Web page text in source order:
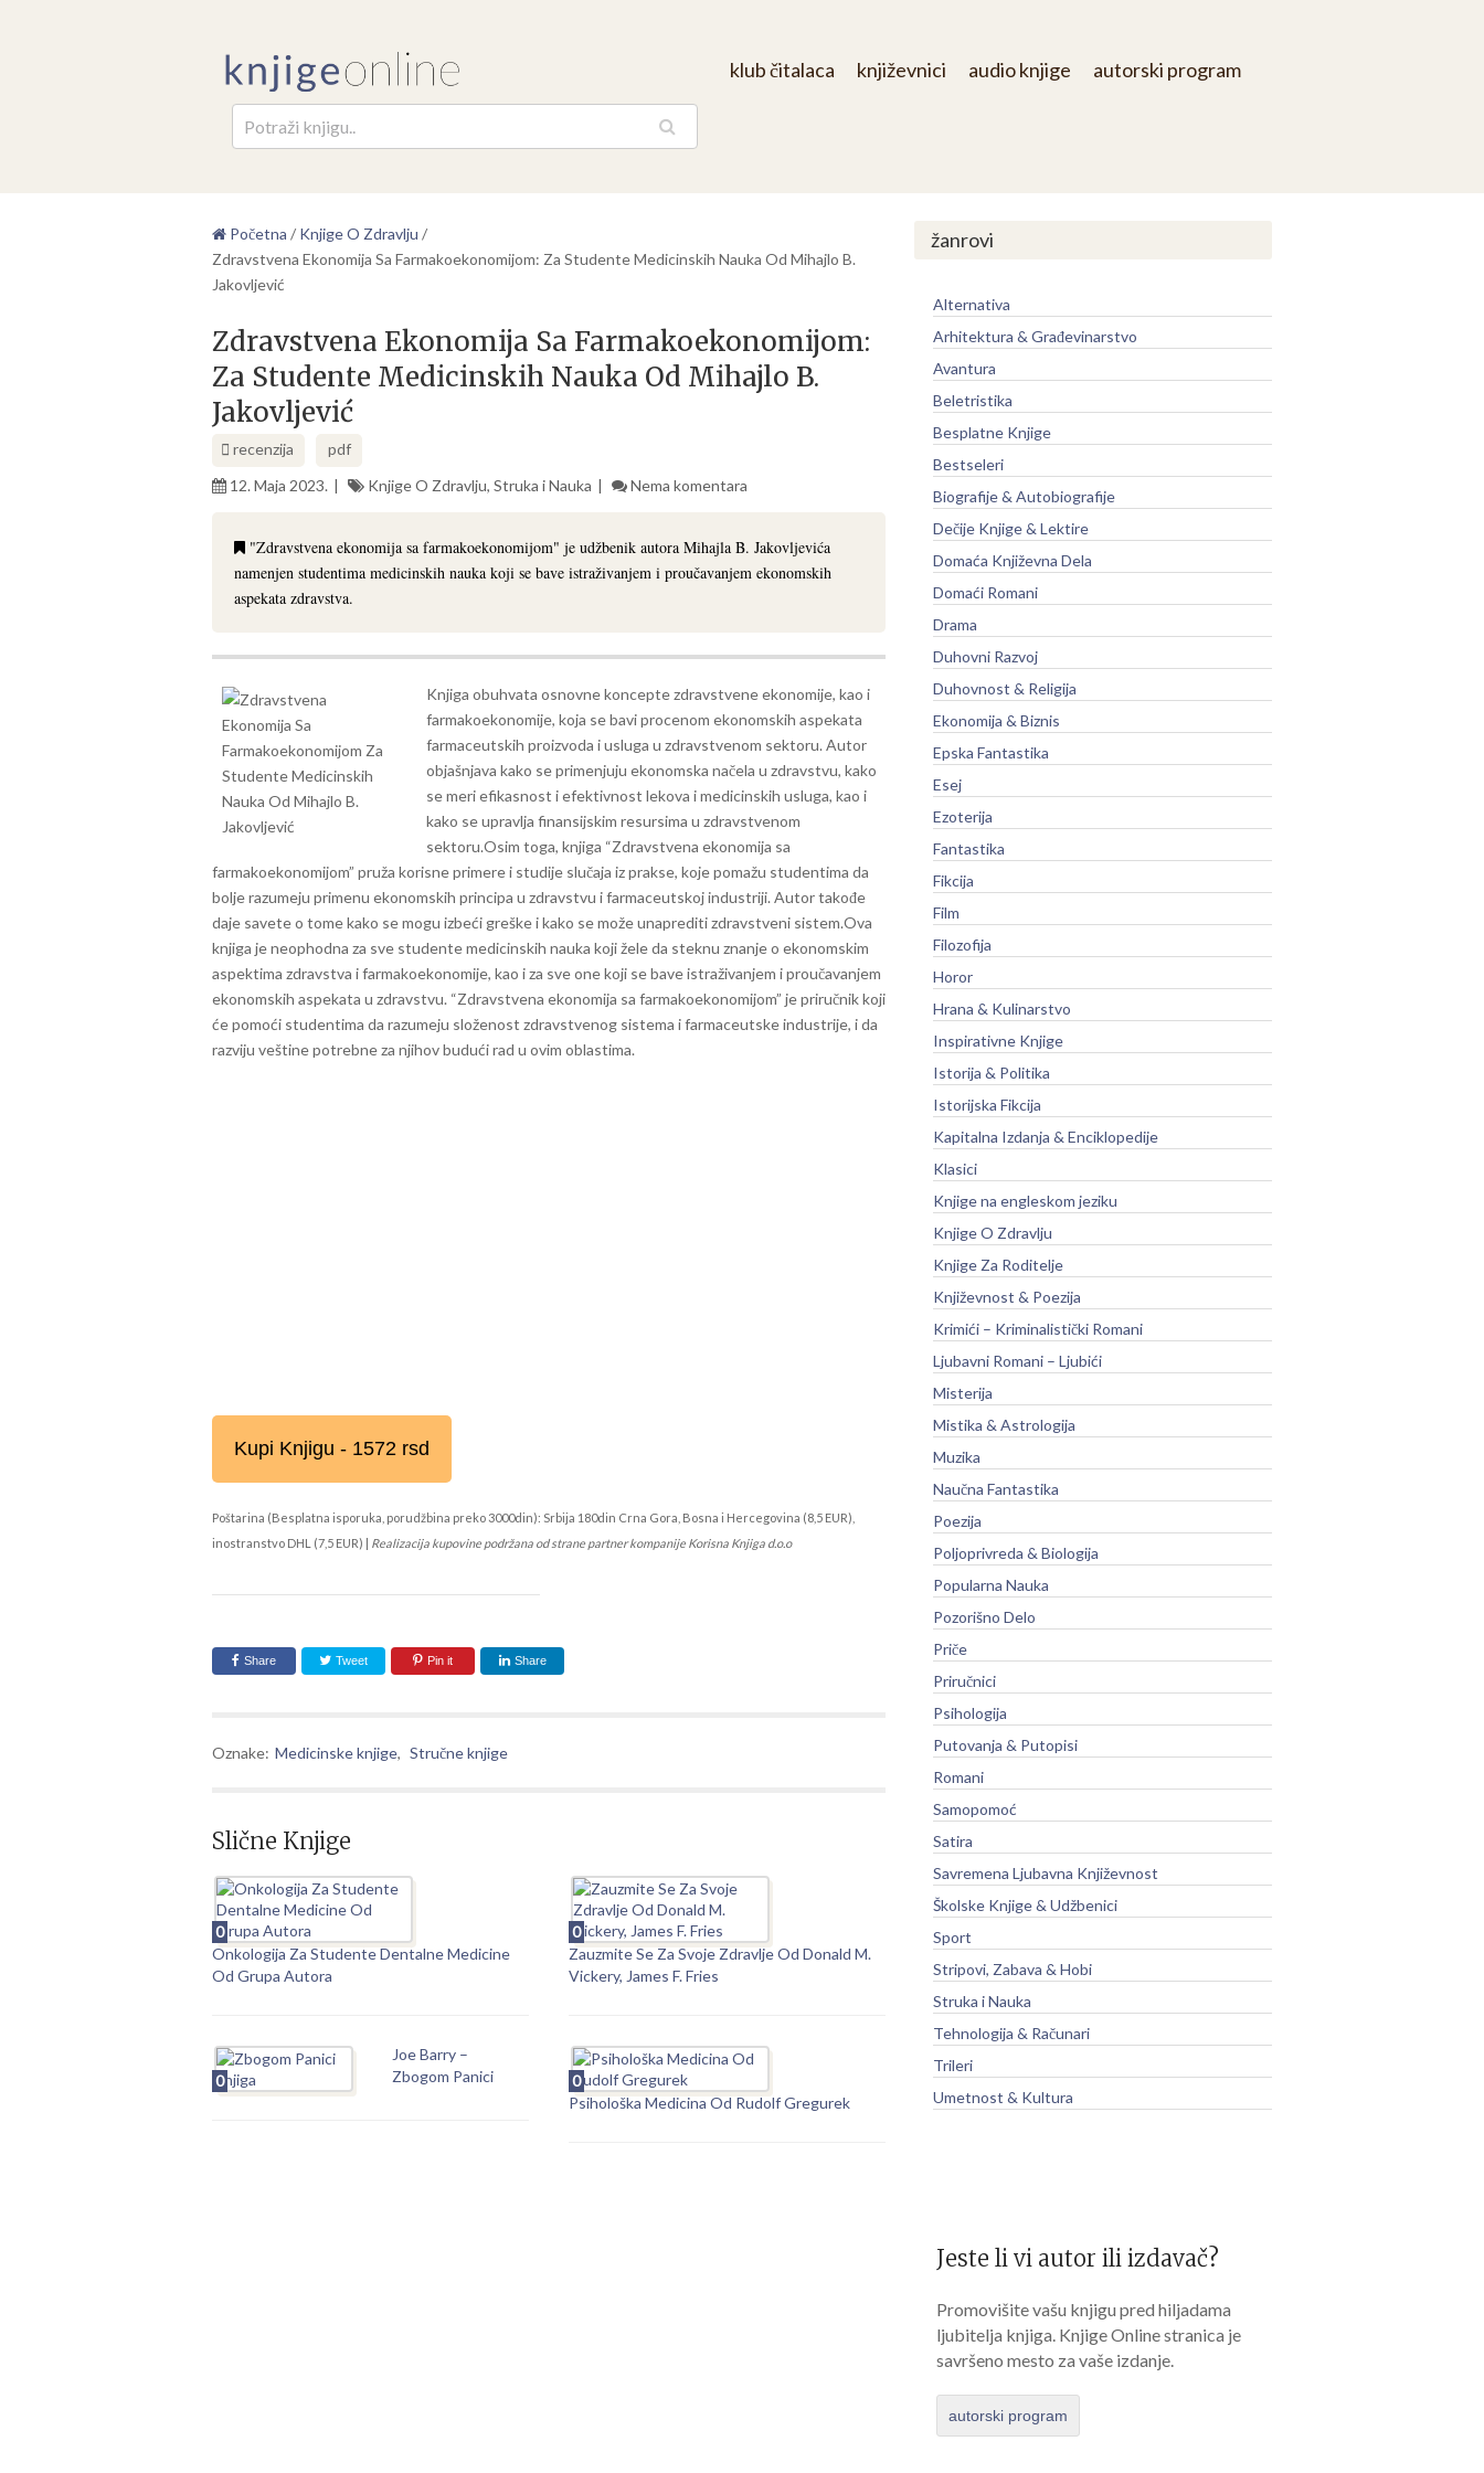
klub čitalaca književnici audio knjige autorski program
Početna / Knjige O Zdravlju /
Zdravstvena Ekonomija Sa Farmakoekonomijom: Za Studente Medicinskih Nauka Od Mihajlo B.
Jakovljević
Zdravstvena Ekonomija Sa Farmakoekonomijom:
Za Studente Medicinskih Nauka Od Mihajlo B.
Jakovljević
recenzija
pdf
12. Maja 2023.
Knjige O Zdravlju, Struka i Nauka Nema komentara
"Zdravstvena ekonomija sa farmakoekonomijom" je udžbenik autora Mihajla B. Jakovljevića
namenjen studentima medicinskih nauka koji se bave istraživanjem i proučavanjem ekonomskih
aspekata zdravstva.
Knjiga obuhvata osnovne koncepte zdravstvene ekonomije, kao i
farmakoekonomije, koja se bavi procenom ekonomskih aspekata
farmaceutskih proizvoda i usluga u zdravstvenom sektoru. Autor
objašnjava kako se primenjuju ekonomska načela u zdravstvu, kako
se meri efikasnost i efektivnost lekova i medicinskih usluga, kao i
kako se upravlja finansijskim resursima u zdravstvenom
sektoru.Osim toga, knjiga “Zdravstvena ekonomija sa
farmakoekonomijom” pruža korisne primere i studije slučaja iz prakse, koje pomažu studentima da
bolje razumeju primenu ekonomskih principa u zdravstvu i farmaceutskoj industriji. Autor takođe
daje savete o tome kako se mogu izbeći greške i kako se može unaprediti zdravstveni sistem.Ova
knjiga je neophodna za sve studente medicinskih nauka koji žele da steknu znanje o ekonomskim
aspektima zdravstva i farmakoekonomije, kao i za sve one koji se bave istraživanjem i proučavanjem
ekonomskih aspekata u zdravstvu. “Zdravstvena ekonomija sa farmakoekonomijom” je priručnik koji
će pomoći studentima da razumeju složenost zdravstvenog sistema i farmaceutske industrije, i da
razviju veštine potrebne za njihov budući rad u ovim oblastima.
Kupi Knjigu - 1572 rsd
Poštarina (Besplatna isporuka, porudžbina preko 3000din): Srbija 180din Crna Gora, Bosna i Hercegovina (8,5 EUR),
inostranstvo DHL (7,5 EUR) | Realizacija kupovine podržana od strane partner kompanije Korisna Knjiga d.o.o
Share Tweet Pin it Share
Oznake: Medicinske knjige, Stručne knjige
Slične Knjige
0
Onkologija Za Studente Dentalne Medicine
Od Grupa Autora
0
Zauzmite Se Za Svoje Zdravlje Od Donald M.
Vickery, James F. Fries
0
Joe Barry –
Zbogom Panici
0
Psihološka Medicina Od Rudolf Gregurek
žanrovi
Alternativa
Arhitektura & Građevinarstvo
Avantura
Beletristika
Besplatne Knjige
Bestseleri
Biografije & Autobiografije
Dečije Knjige & Lektire
Domaća Književna Dela
Domaći Romani
Drama
Duhovni Razvoj
Duhovnost & Religija
Ekonomija & Biznis
Epska Fantastika
Esej
Ezoterija
Fantastika
Fikcija
Film
Filozofija
Horor
Hrana & Kulinarstvo
Inspirativne Knjige
Istorija & Politika
Istorijska Fikcija
Kapitalna Izdanja & Enciklopedije
Klasici
Knjige na engleskom jeziku
Knjige O Zdravlju
Knjige Za Roditelje
Književnost & Poezija
Krimići – Kriminalistički Romani
Ljubavni Romani – Ljubići
Misterija
Mistika & Astrologija
Muzika
Naučna Fantastika
Poezija
Poljoprivreda & Biologija
Popularna Nauka
Pozorišno Delo
Priče
Priručnici
Psihologija
Putovanja & Putopisi
Romani
Samopomoć
Satira
Savremena Ljubavna Književnost
Školske Knjige & Udžbenici
Sport
Stripovi, Zabava & Hobi
Struka i Nauka
Tehnologija & Računari
Trileri
Umetnost & Kultura
Jeste li vi autor ili izdavač?
Promovišite vašu knjigu pred hiljadama
ljubitelja knjiga. Knjige Online stranica je
savršeno mesto za vaše izdanje.
autorski program